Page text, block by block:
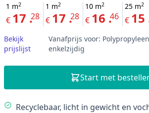
1 m2
€ 17 .28
1 m2
€ 17 .28
10 m2
€ 16 .46
25 m2
€ 15
Bekijk
prijslijst
Vanafprijs voor:
enkelzijdig
Description
Recyclebaar, licht in gewicht en
Start met